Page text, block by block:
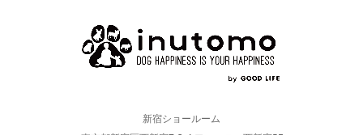
新宿ショールーム